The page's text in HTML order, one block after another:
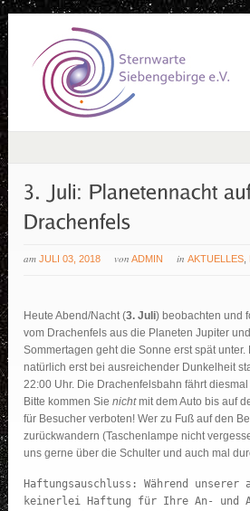
am JULI 03, 2018 von ADMIN inAKTUELLES
Heute Abend/Nacht (3. Juli) beobachten und
vom Drachenfels aus die Planeten Jupiter
Sommertagen geht die Sonne erst spät
natürlich erst bei ausreichender Dunkelheit
22:00 Uhr. Die Drachenfelsbahn fährt
Bitte kommen Sienichtmit dem Auto bis auf
für Besucher verboten! Wer zu Fuß auf den
zurückwandern (Taschenlampe nicht
uns gerne über die Schulter und auch mal
Haftungsauschluss: Während unserer
keinerlei Haftung für Ihre An- und